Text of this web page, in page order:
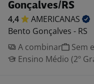
Gonçalves/RS
4,4
AMERICANAS
Bento Gonçalves - RS
A combinar
Sem
Ensino Médio (2º